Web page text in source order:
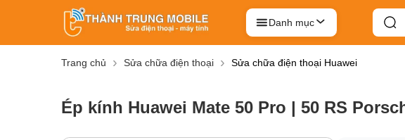
Danh mục
Trang chủ Sửa chữa điện thoại Sửa chữa điện thoại Huawei
Ép kính Huawei Mate 50 Pro | 50 RS